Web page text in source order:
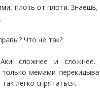
плоть от плоти.
Что не так?
сложнее и сложнее.
только мемами
легко спрятаться.